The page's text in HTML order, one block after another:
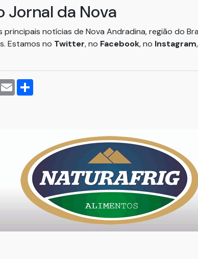
da Nova
notícias de Nova Andradina, região do
Estamos no Twitter, no Facebook, no Instagram,
Email